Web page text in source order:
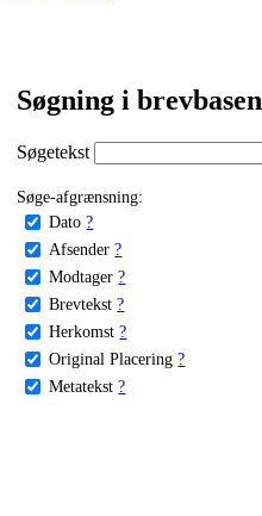
Søgning i brevbasen
Søgetekst
Søge-afgrænsning:
Dato ?
Afsender ?
Modtager ?
Brevtekst ?
Herkomst ?
Original Placering ?
Metatekst ?